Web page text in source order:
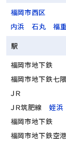
福岡市西区
内浜
石丸 福重
駅
福岡市地下鉄
福岡市地下鉄七
ＪＲ
ＪＲ筑肥線
姪浜
福岡市地下鉄
福岡市地下鉄空